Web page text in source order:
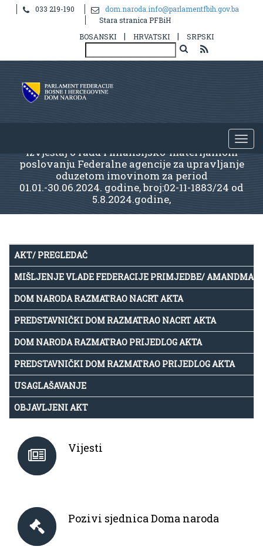
033 219-190
dom.naroda.info@parlamentfbih.gov.ba
Stara stranica PFBiH
BOSANSKI
| HRVATSKI | SRPSKI
Izvještaj o radu i finansijsko-materijalnom
poslovanju Federalne agencije za upravljanje
oduzetom imovinom za period
01.01.-30.06.2024. godine, broj:02-11-1883/24 od
5.8.2024.godine,
AKT/ PREGLEDAČ
MIŠLJENJE VLADE FEDERACIJE PRIMJEDBE/
DOM NARODA RAZMATRAO NACRT AKTA
PREDSTAVNIČKI DOM RAZMATRAO NACRT AKTA
DOM NARODA RAZMATRAO PRIJEDLOG AKTA
PREDSTAVNIČKI DOM RAZMATRAO PRIJEDLOG AKTA
USAGLAŠAVANJE
OBJAVLJENI AKT
Vijesti
Pozivi sjednica Doma naroda